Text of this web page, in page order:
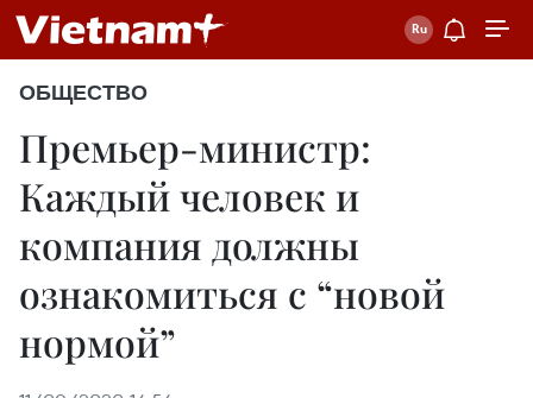
ОБЩЕСТВО
Премьер-министр:
Каждый человек и
компания должны
ознакомиться с “новой
нормой”